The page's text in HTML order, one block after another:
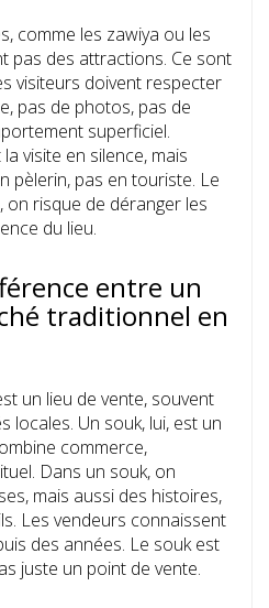
comme les zawiya ou les
pas des attractions. Ce sont
visiteurs doivent respecter
pas de photos, pas de
superficiel.
visite en silence, mais
pèlerin, pas en touriste. Le
on risque de déranger les
du lieu.
entre un
traditionnel en
un lieu de vente, souvent
locales. Un souk, lui, est un
commerce,
Dans un souk, on
mais aussi des histoires,
Les vendeurs connaissent
des années. Le souk est
juste un point de vente.